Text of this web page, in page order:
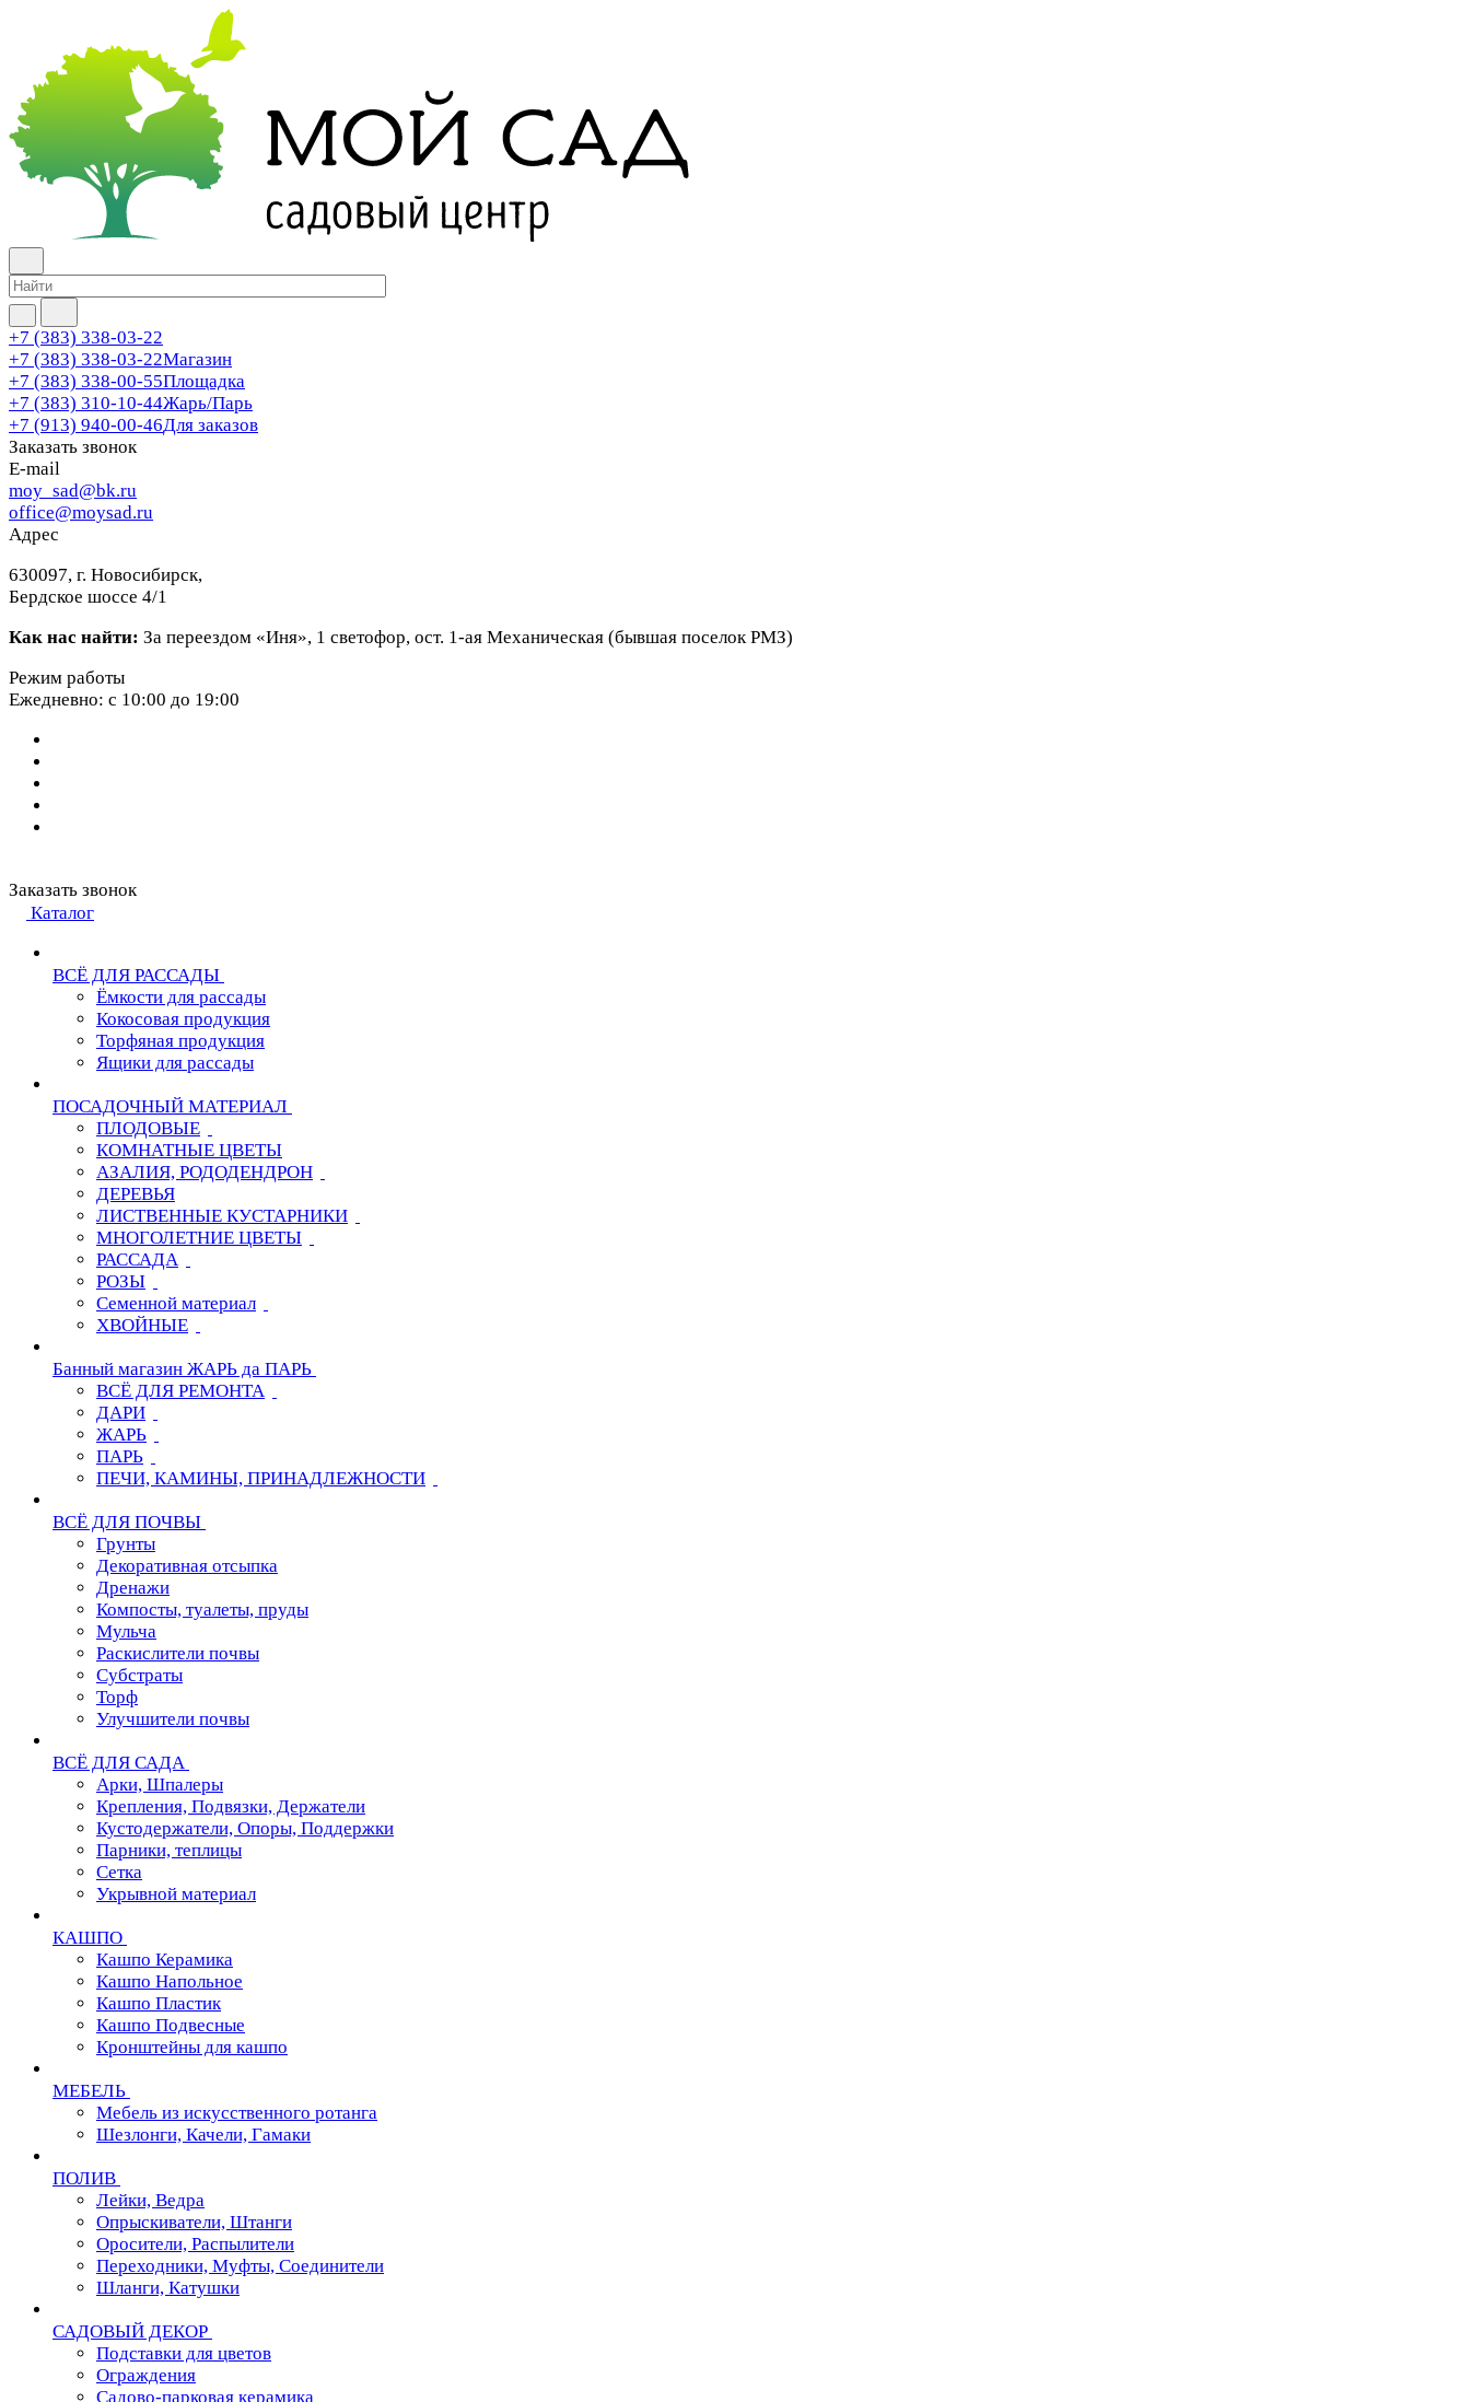
+7 (383) 338-03-22
+7 (383) 338-03-22Магазин
+7 (383) 338-00-55Площадка
+7 (383) 310-10-44Жарь/Парь
+7 (913) 940-00-46Для заказов
Заказать звонок
E-mail
moy_sad@bk.ru
office@moysad.ru
Адрес
630097, г. Новосибирск,
Бердское шоссе 4/1
Как нас найти: За переездом «Иня», 1 светофор, ост. 1-ая Механическая (бывшая поселок РМЗ)
Режим работы
Ежедневно: с 10:00 до 19:00
Заказать звонок
Каталог
ВСЁ ДЛЯ РАССАДЫ
Ёмкости для рассады
Кокосовая продукция
Торфяная продукция
Ящики для рассады
ПОСАДОЧНЫЙ МАТЕРИАЛ
ПЛОДОВЫЕ
КОМНАТНЫЕ ЦВЕТЫ
АЗАЛИЯ, РОДОДЕНДРОН
ДЕРЕВЬЯ
ЛИСТВЕННЫЕ КУСТАРНИКИ
МНОГОЛЕТНИЕ ЦВЕТЫ
РАССАДА
РОЗЫ
Семенной материал
ХВОЙНЫЕ
Банный магазин ЖАРЬ да ПАРЬ
ВСЁ ДЛЯ РЕМОНТА
ДАРИ
ЖАРЬ
ПАРЬ
ПЕЧИ, КАМИНЫ, ПРИНАДЛЕЖНОСТИ
ВСЁ ДЛЯ ПОЧВЫ
Грунты
Декоративная отсыпка
Дренажи
Компосты, туалеты, пруды
Мульча
Раскислители почвы
Субстраты
Торф
Улучшители почвы
ВСЁ ДЛЯ САДА
Арки, Шпалеры
Крепления, Подвязки, Держатели
Кустодержатели, Опоры, Поддержки
Парники, теплицы
Сетка
Укрывной материал
КАШПО
Кашпо Керамика
Кашпо Напольное
Кашпо Пластик
Кашпо Подвесные
Кронштейны для кашпо
МЕБЕЛЬ
Мебель из искусственного ротанга
Шезлонги, Качели, Гамаки
ПОЛИВ
Лейки, Ведра
Опрыскиватели, Штанги
Оросители, Распылители
Переходники, Муфты, Соединители
Шланги, Катушки
САДОВЫЙ ДЕКОР
Подставки для цветов
Ограждения
Садово-парковая керамика